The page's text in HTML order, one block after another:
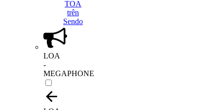
LOA
-
MEGAPHONE